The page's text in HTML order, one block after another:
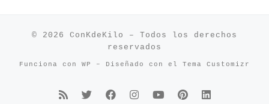
© 2026 ConKdeKilo
– Todos los derechos
reservados
Funciona con WP – Diseñado con el Tema Customizr